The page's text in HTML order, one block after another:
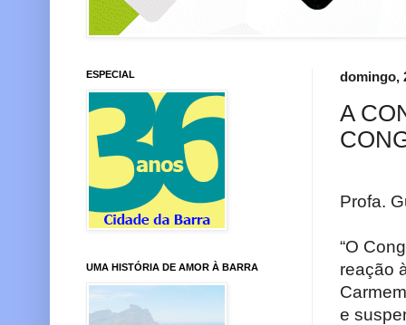
domingo,
A
Profa.
“O
reação
e
ESPECIAL
UMA HISTÓRIA DE AMOR À BARRA